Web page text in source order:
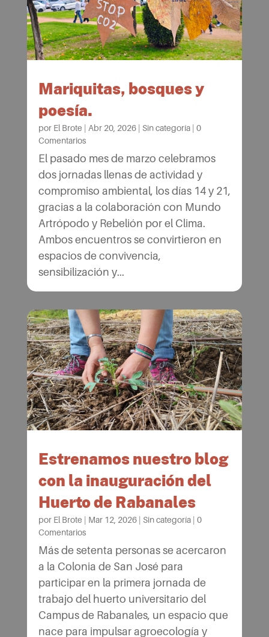
Mariquitas, bosques y
poesía.
por El Brote | Abr 20, 2026| Sin categoría| 0
Comentarios
El pasado mes de marzo celebramos
dos jornadas llenas de actividad y
compromiso ambiental, los días 14 y 21,
gracias a la colaboración con Mundo
Artrópodo y Rebelión por el Clima.
Ambos encuentros se convirtieron en
espacios de convivencia,
sensibilización y...
Estrenamos nuestro blog
con la inauguración del
Huerto de Rabanales
por El Brote | Mar 12, 2026| Sin categoría| 0
Comentarios
Más de setenta personas se acercaron
a la Colonia de San José para
participar en la primera jornada de
trabajo del huerto universitario del
Campus de Rabanales, un espacio que
nace para impulsar agroecología y